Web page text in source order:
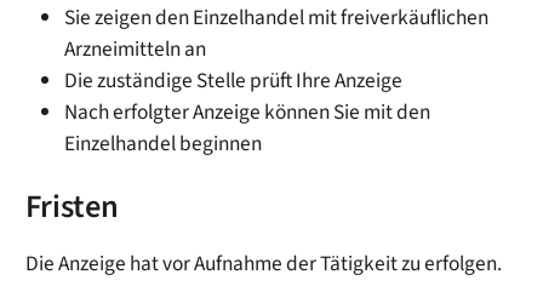
Sie zeigen den Einzelhandel mit freiverkäuflichen
Arzneimitteln an
Die zuständige Stelle prüft Ihre Anzeige
Nach erfolgter Anzeige können Sie mit den
Einzelhandel beginnen
Fristen
Die Anzeige hat vor Aufnahme der Tätigkeit zu erfolgen.